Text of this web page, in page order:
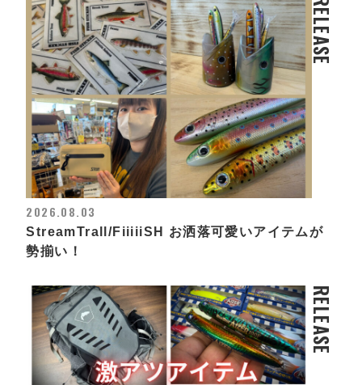
RELEASE
2026.08.03
StreamTrall/FiiiiiSH お洒落可愛いアイテムが
勢揃い！
RELEASE